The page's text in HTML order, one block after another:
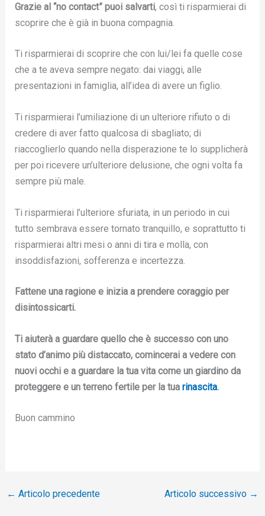
Grazie al “no contact” puoi salvarti, così ti risparmierai di
scoprire che è già in buona compagnia.
Ti risparmierai di scoprire che con lui/lei fa quelle cose
che a te aveva sempre negato: dai viaggi, alle
presentazioni in famiglia, all’idea di avere un figlio.
Ti risparmierai l’umiliazione di un ulteriore rifiuto o di
credere di aver fatto qualcosa di sbagliato; di
riaccoglierlo quando nella disperazione te lo supplicherà
per poi ricevere un’ulteriore delusione, che ogni volta fa
sempre più male.
Ti risparmierai l’ulteriore sfuriata, in un periodo in cui
tutto sembrava essere tornato tranquillo, e soprattutto ti
risparmierai altri mesi o anni di tira e molla, con
insoddisfazioni, sofferenza e incertezza.
Fattene una ragione e inizia a prendere coraggio per
disintossicarti.
Ti aiuterà a guardare quello che è successo con uno
stato d’animo più distaccato, comincerai a vedere con
nuovi occhi e a guardare la tua vita come un giardino da
proteggere e un terreno fertile per la tua rinascita.
Buon cammino
← Articolo precedente Articolo successivo →